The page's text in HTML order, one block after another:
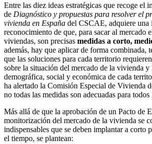
Entre las diez ideas estratégicas que recoge el
de Diagnóstico y propuestas para resolver el
vivienda en España del CSCAE, adquiere una
reconocimiento de que, para sacar al mercado
viviendas, son precisas medidas a corto,
además, hay que aplicar de forma combinada,
que las soluciones para cada territorio
sobre la situación del mercado de la vivienda y
demográfica, social y económica de cada
ha alertado la Comisión Especial de Vivienda
no todas las medidas son adecuadas para
Más allá de que la aprobación de un Pacto de
monitorización del mercado de la vivienda se
indispensables que se deben implantar a corto
el tiempo, se plantean: